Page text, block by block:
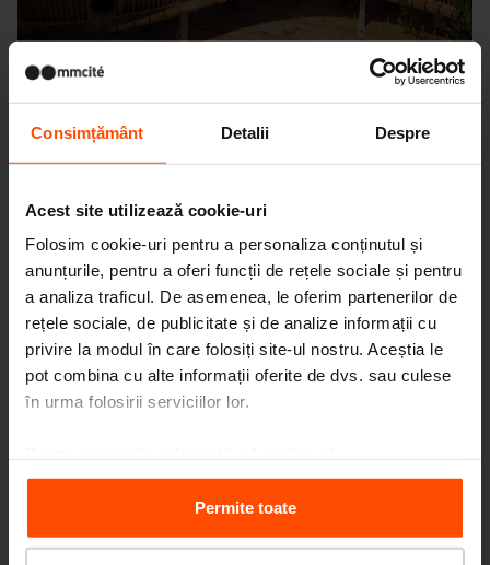
Consimțământ Detalii Despre
Acest site utilizează cookie-uri
Folosim cookie-uri pentru a personaliza conținutul și
anunțurile, pentru a oferi funcții de rețele sociale și pentru
a analiza traficul. De asemenea, le oferim partenerilor de
rețele sociale, de publicitate și de analize informații cu
privire la modul în care folosiți site-ul nostru. Aceștia le
pot combina cu alte informații oferite de dvs. sau culese
în urma folosirii serviciilor lor.
vizitațiPrinciples Relating to the Processing Personal
Permite toate